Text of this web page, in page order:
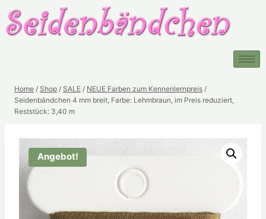
Home / Shop / SALE / NEUE Farben zum Kennenlernpreis /
Seidenbändchen 4 mm breit, Farbe: Lehmbraun, im Preis reduziert,
Reststück: 3,40 m
Angebot!